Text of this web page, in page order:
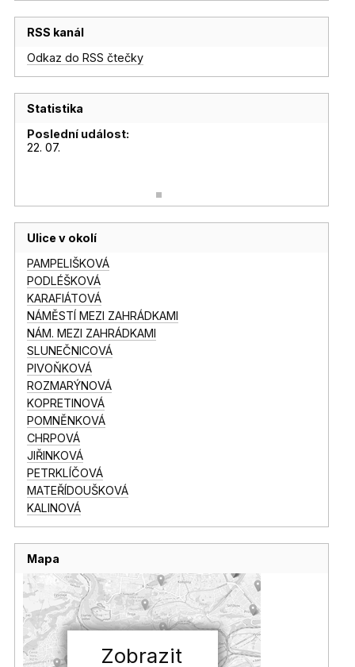
RSS kanál
Odkaz do RSS čtečky
Statistika
Poslední událost:
22. 07.
Ulice v okolí
PAMPELIŠKOVÁ
PODLÉŠKOVÁ
KARAFIÁTOVÁ
NÁMĚSTÍ MEZI ZAHRÁDKAMI
NÁM. MEZI ZAHRÁDKAMI
SLUNEČNICOVÁ
PIVOŇKOVÁ
ROZMARÝNOVÁ
KOPRETINOVÁ
POMNĚNKOVÁ
CHRPOVÁ
JIŘINKOVÁ
PETRKLÍČOVÁ
MATEŘÍDOUŠKOVÁ
KALINOVÁ
Mapa
Zobrazit